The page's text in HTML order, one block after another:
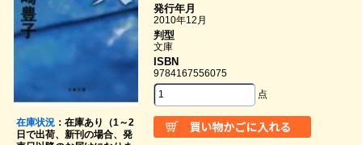
在庫状況：在庫あり（1～2
日で出荷、新刊の場合、発
発行年月
2010年12月
判型
文庫
ISBN
9784167556075
点